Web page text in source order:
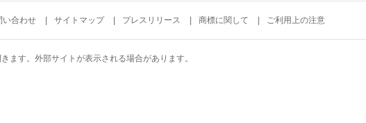
い合わせ サイトマップ プレスリリース 商標に関して ご利用上の注意
ます。外部サイトが表示される場合があります。